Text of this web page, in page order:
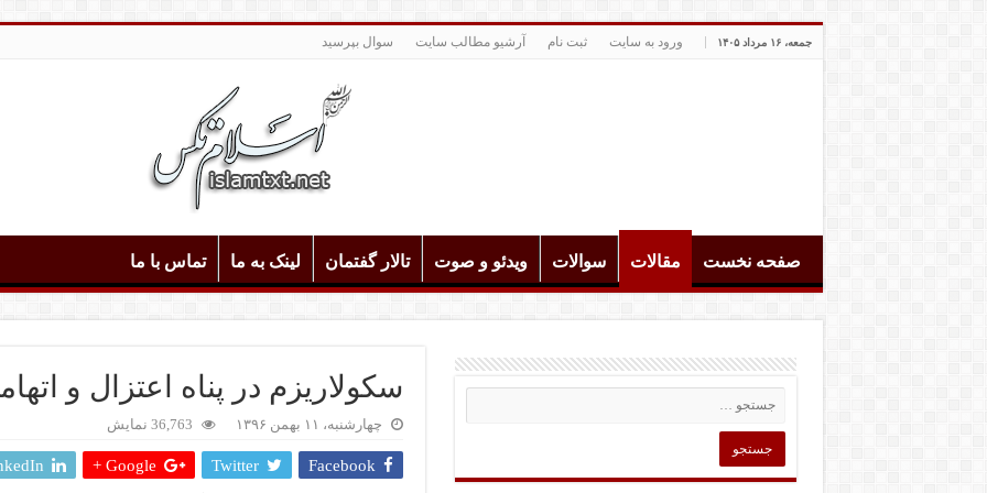
جمعه، ۱۶ مرداد ۱۴۰۵ ورود به سایت ثبت نام آرشیو مطالب سایت سوال بپرسید
صفحه نخست مقالات سوالات ویدئو و صوت تالار گفتمان لینک به ما تماس با ما
سکولاریزم در پناه اعتزال و اتهام‎بافی
چهارشنبه، ۱۱ بهمن ۱۳۹۶ 36,763 نمایش
Facebook
Twitter
Google +